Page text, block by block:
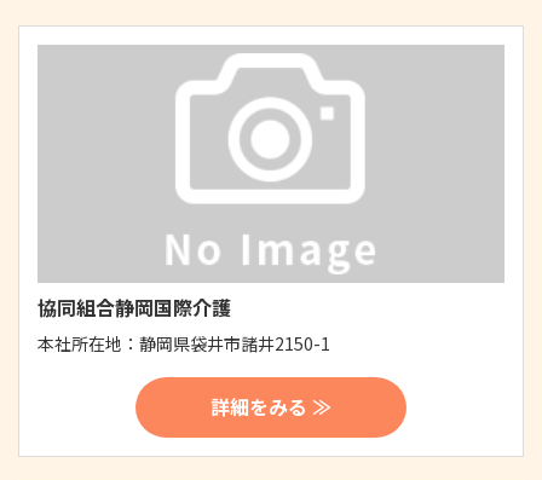
協同組合静岡国際介護
本社所在地： 静岡県袋井市諸井2150-1
詳細をみる ≫